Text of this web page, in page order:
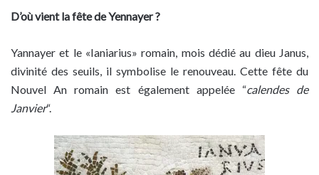
D’où vient la fête de Yennayer ?
Yannayer et le «Ianiarius» romain, mois dédié au dieu Janus,
divinité des seuils, il symbolise le renouveau. Cette fête du
Nouvel An romain est également appelée “calendes de
Janvier“.